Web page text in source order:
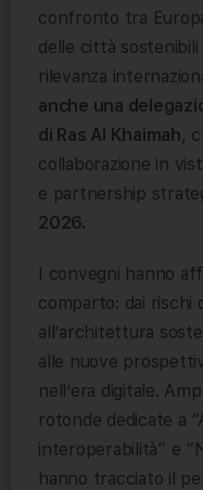
confronto tra
delle città
rilevanza
anche una
di Ras Al Khaimah,
collaborazione in
e partnership
2026.
I convegni hanno
comparto: dai rischi
all’architettura
alle nuove
nell’era digitale.
rotonde dedicate a
interoperabilità” e
hanno tracciato il